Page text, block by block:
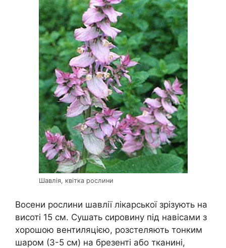
Шавлія, квітка рослини
Восени рослини шавлії лікарської зрізують на
висоті 15 см. Сушать сировину під навісами з
хорошою вентиляцією, розстеляють тонким
шаром (3-5 см) на брезенті або тканині,